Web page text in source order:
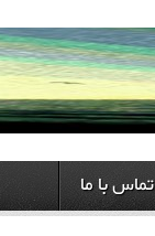
تماس با ما